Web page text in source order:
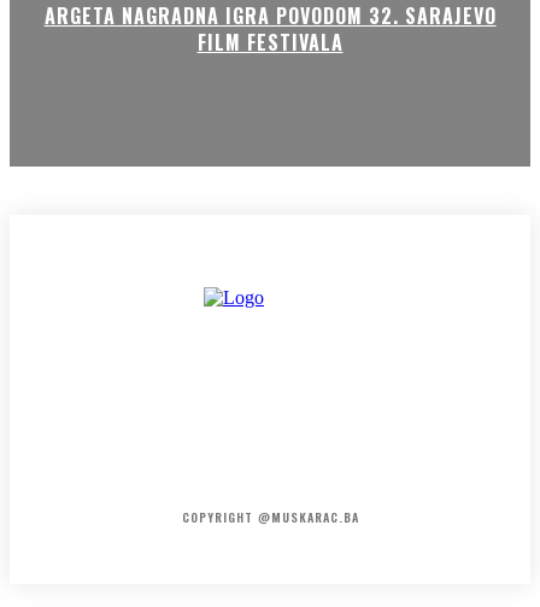
ARGETA NAGRADNA IGRA POVODOM 32. SARAJEVO
FILM FESTIVALA
COPYRIGHT @MUSKARAC.BA